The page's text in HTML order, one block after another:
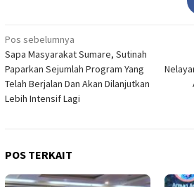
Navigasi
pos
Pos sebelumnya
Sapa Masyarakat Sumare, Sutinah
Paparkan Sejumlah Program Yang
Telah Berjalan Dan Akan Dilanjutkan
Lebih Intensif Lagi
POS TERKAIT